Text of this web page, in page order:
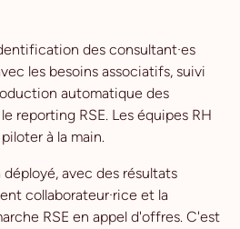
des consultant·es
les besoins associatifs, suivi
automatique des
reporting RSE. Les équipes RH
à la main.
déployé, avec des résultats
collaborateur·rice et la
RSE en appel d'offres. C'est